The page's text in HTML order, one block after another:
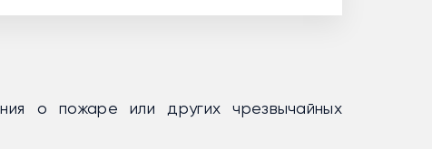
о пожаре или других чрезвычайных